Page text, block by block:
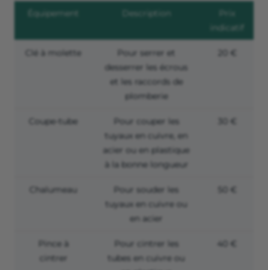
Équipement Description
Prix
indicatif
Clé à molette
Pour serrer et
desserrer les écrous
et les raccords de
plomberie
20 €
Coupe-tube
Pour couper les
tuyaux en cuivre, en
acier ou en plastique
à la bonne longueur
30 €
Chalumeau
Pour souder les
tuyaux en cuivre ou
en acier
50 €
Pince à
cintrer
Pour cintrer les
tubes en cuivre ou
40 €